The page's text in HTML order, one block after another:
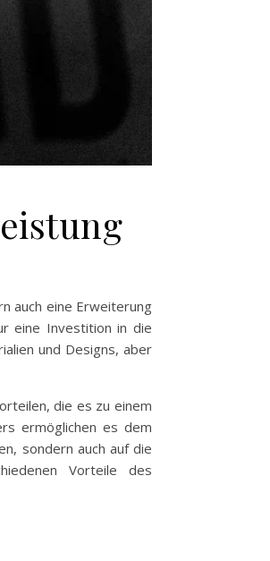
auch eine Erweiterung
eine Investition in die
und Designs, aber
die es zu einem
ermöglichen es dem
sondern auch auf die
Vorteile des